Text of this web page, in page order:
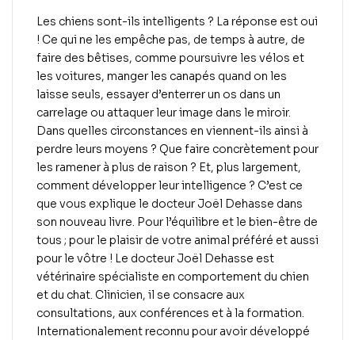
Les chiens sont-ils intelligents ? La réponse est oui
! Ce qui ne les empêche pas, de temps à autre, de
faire des bêtises, comme poursuivre les vélos et
les voitures, manger les canapés quand on les
laisse seuls, essayer d’enterrer un os dans un
carrelage ou attaquer leur image dans le miroir.
Dans quelles circonstances en viennent-ils ainsi à
perdre leurs moyens ? Que faire concrètement pour
les ramener à plus de raison ? Et, plus largement,
comment développer leur intelligence ? C’est ce
que vous explique le docteur Joël Dehasse dans
son nouveau livre. Pour l’équilibre et le bien-être de
tous ; pour le plaisir de votre animal préféré et aussi
pour le vôtre ! Le docteur Joël Dehasse est
vétérinaire spécialiste en comportement du chien
et du chat. Clinicien, il se consacre aux
consultations, aux conférences et à la formation.
Internationalement reconnu pour avoir développé